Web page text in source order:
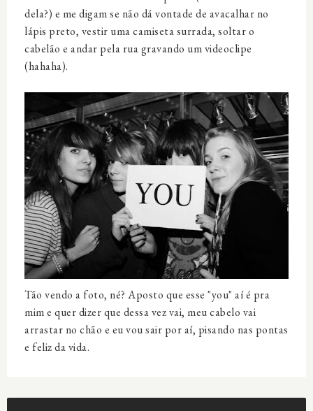
dela?) e me digam se não dá vontade de avacalhar no
lápis preto, vestir uma camiseta surrada, soltar o
cabelão e andar pela rua gravando um videoclipe
(hahaha).
Tão vendo a foto, né? Aposto que esse "you" aí é pra
mim e quer dizer que dessa vez vai, meu cabelo vai
arrastar no chão e eu vou sair por aí, pisando nas pontas
e feliz da vida.